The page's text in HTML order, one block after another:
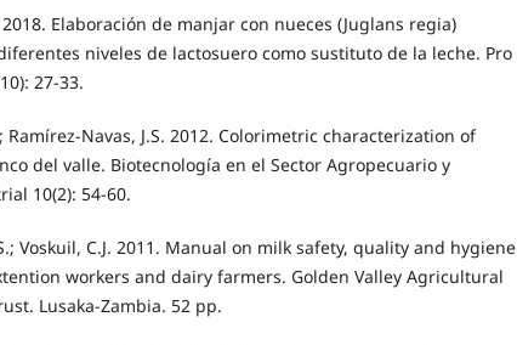
2018. Elaboración de manjar con nueces (Juglans regia)
niveles de lactosuero como sustituto de la leche. Pro
27-33.
Ramírez-Navas, J.S. 2012. Colorimetric characterization of
del valle. Biotecnología en el Sector Agropecuario y
10(2): 54-60.
Voskuil, C.J. 2011. Manual on milk safety, quality and hygiene
workers and dairy farmers. Golden Valley Agricultural
Lusaka-Zambia. 52 pp.